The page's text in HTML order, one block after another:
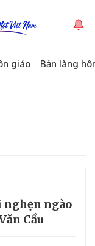
giáo Bản làng
nghẹn ngào
Cầu